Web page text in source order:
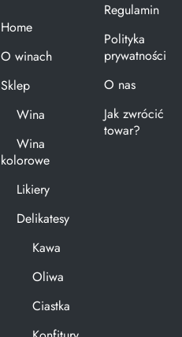
Home
O winach
Sklep
Wina
Wina
kolorowe
Likiery
Delikatesy
Kawa
Oliwa
Ciastka
Regulamin
Polityka
prywatności
O nas
Jak zwrócić
towar?